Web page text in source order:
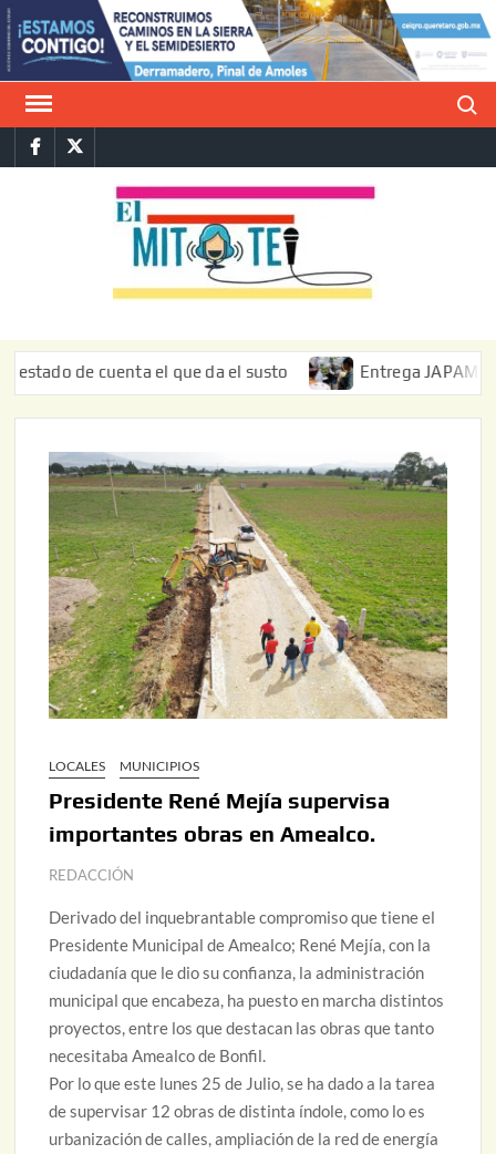
Saltar
al
contenido
FacebookTwitter
de cuenta el que da el susto Entrega JAPAM
LOCALES MUNICIPIOS
Presidente René Mejía supervisa
importantes obras en Amealco.
REDACCIÓN
Derivado del inquebrantable compromiso que tiene el
Presidente Municipal de Amealco; René Mejía, con la
ciudadanía que le dio su confianza, la administración
municipal que encabeza, ha puesto en marcha distintos
proyectos, entre los que destacan las obras que tanto
necesitaba Amealco de Bonfil.
Por lo que este lunes 25 de Julio, se ha dado a la tarea
de supervisar 12 obras de distinta índole, como lo es
urbanización de calles, ampliación de la red de energía